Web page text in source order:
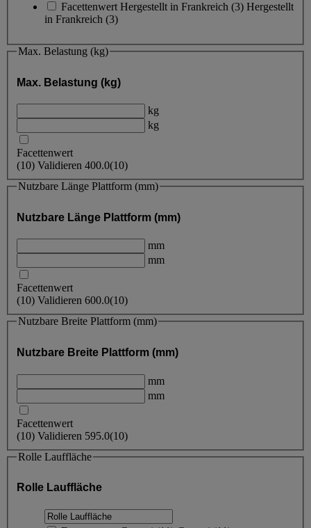
Facettenwert Hergestellt in Frankreich (3) Hergestellt
in Frankreich (3)
Max. Belastung (kg)
Max. Belastung (kg)
kg
kg
Facettenwert
(10) Validieren 400.0(10)
Nutzbare Länge Plattform (mm)
Nutzbare Länge Plattform (mm)
mm
mm
Facettenwert
(10) Validieren 600.0(10)
Nutzbare Breite Plattform (mm)
Nutzbare Breite Plattform (mm)
mm
mm
Facettenwert
(10) Validieren 595.0(10)
Rolle Lauffläche
Rolle Lauffläche